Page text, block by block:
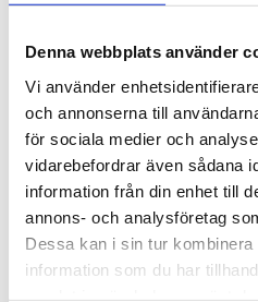
Denna webbplats använder
Vi använder
och annonserna till
för sociala medier och
vidarebefordrar även sådana
information från din enhet till
annons- och analysföretag
Dessa kan i sin tur
information som du har
nedan.
STÄLL EN FRÅGA OM
Tekniska data
Omdömen